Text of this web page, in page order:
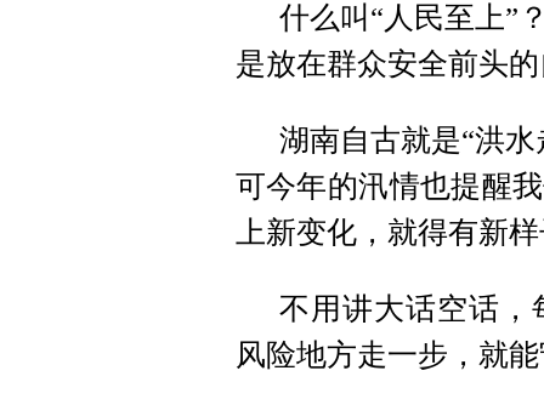
什么叫“人民至上”
是放在群众安全前头
湖南自古就是“洪
可今年的汛情也提醒
上新变化，就得有新
不用讲大话空话，
风险地方走一步，就